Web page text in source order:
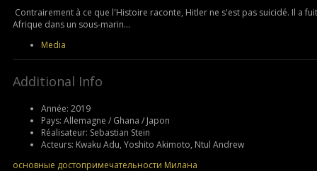
Contrairement à ce que l'Histoire raconte, Hitler ne s'est pas suicidé. Il a
Afrique dans un sous-marin...
Media
Additional Info
Année: 2019
Pays: Allemagne / Ghana / Japon
Réalisateur: Sebastian Stein
Acteurs: Kwaku Adu, Yoshito Akimoto, Ntul Andrew
основные достопримечательности Милана